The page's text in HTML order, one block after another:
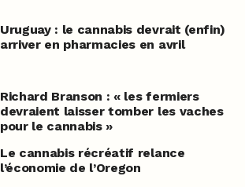
Uruguay : le cannabis devrait (enfin)
arriver en pharmacies en avril
Richard Branson : « les fermiers
devraient laisser tomber les vaches
pour le cannabis »
Le cannabis récréatif relance
l’économie de l’Oregon